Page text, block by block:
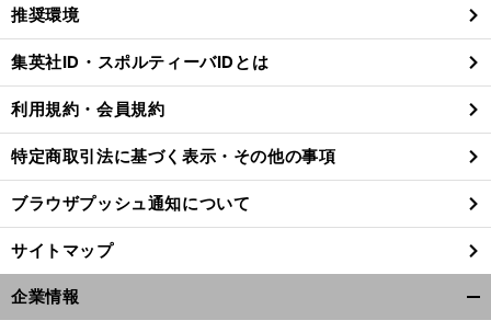
閉
る
推奨環境
集英社ID・スポルティーバIDとは
利用規約・会員規約
特定商取引法に基づく表示・その他の事項
ブラウザプッシュ通知について
サイトマップ
企業情報